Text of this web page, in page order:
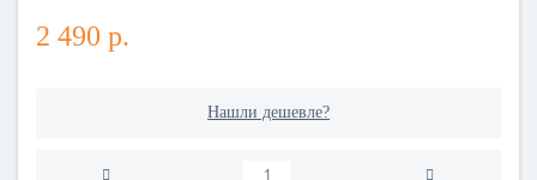
2 490 р.
Нашли дешевле?